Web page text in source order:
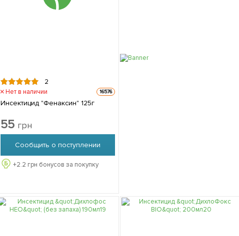
2
Нет в наличии 16576
Инсектицид "Фенаксин" 125г
55 грн
Сообщить о поступлении
+2.2 грн бонусов за покупку